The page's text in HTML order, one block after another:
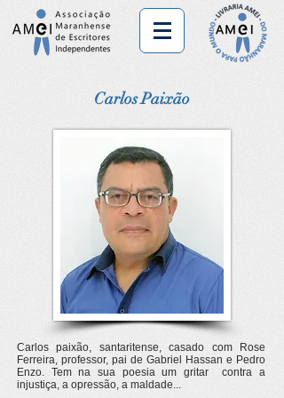
Carlos Paixão
Carlos paixão, santaritense, casado com Rose
Ferreira, professor, pai de Gabriel Hassan e Pedro
Enzo. Tem na sua poesia um gritar contra a
injustiça, a opressão, a maldade...